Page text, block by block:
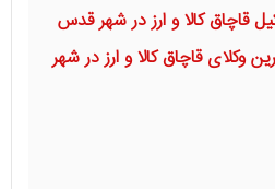
قاچاق کالا و ارز در شهر قدس
تا از بهترین وکلای قاچاق کالا و ارز در شهر